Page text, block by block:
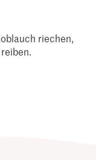
riechen,